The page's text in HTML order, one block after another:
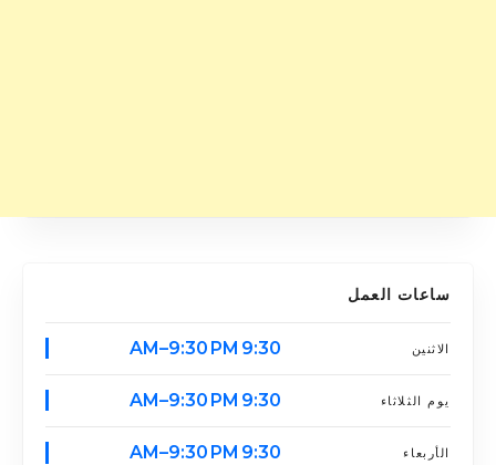
ساعات العمل
الاثنين 9:30 AM–9:30 PM
يوم الثلاثاء 9:30 AM–9:30 PM
الأربعاء 9:30 AM–9:30 PM